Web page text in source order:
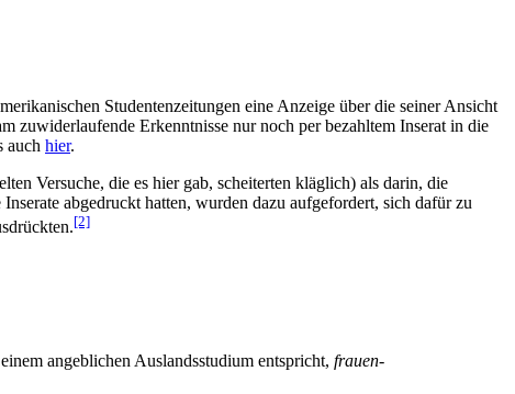
Studenten­zeitungen eine Anzeige über die seiner Ansicht
zuwiderlaufende Erkenntnisse nur noch per bezahltem Inserat in die
auch hier.
Versuche, die es hier gab, scheiterten kläglich) als darin, die
abgedruckt hatten, wurden dazu aufgefordert, sich dafür zu
[2]
angeblichen Auslandsstudium entspricht, frauen­